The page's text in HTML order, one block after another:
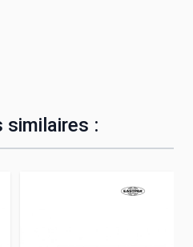
similaires :